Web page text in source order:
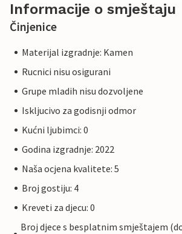
Informacije o smještaju
Činjenice
Materijal izgradnje: Kamen
Rucnici nisu osigurani
Grupe mladih nisu dozvoljene
Iskljucivo za godisnji odmor
Kućni ljubimci: 0
Godina izgradnje: 2022
Naša ocjena kvalitete: 5
Broj gostiju: 4
Kreveti za djecu: 0
Broj djece s besplatnim smještajem